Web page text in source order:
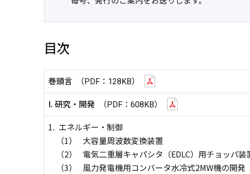
目次
巻頭言 （PDF：128KB）
I. 研究・開発
（PDF：608KB）
1. エネルギー・制御
（1）
大容量周波数変換装置
（2）
電気二重層キャパシタ（EDLC）用チョッパ装
（3）
風力発電機用コンバータ水冷式2MW機の開発